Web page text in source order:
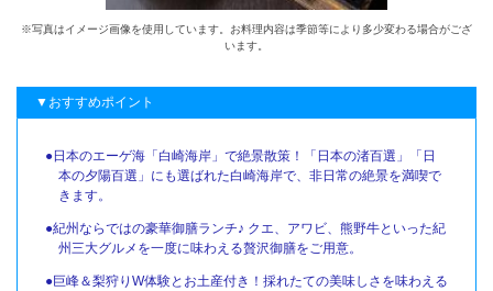
※写真はイメージ画像を使用しています。お料理内容は季節等により多少変わる場合がござ
います。
▼おすすめポイント
●日本のエーゲ海「白崎海岸」で絶景散策！「日本の渚百選」「日
本の夕陽百選」にも選ばれた白崎海岸で、非日常の絶景を満喫で
きます。
●紀州ならではの豪華御膳ランチ♪ クエ、アワビ、熊野牛といった紀
州三大グルメを一度に味わえる贅沢御膳をご用意。
●巨峰＆梨狩りW体験とお土産付き！採れたての美味しさを味わえる